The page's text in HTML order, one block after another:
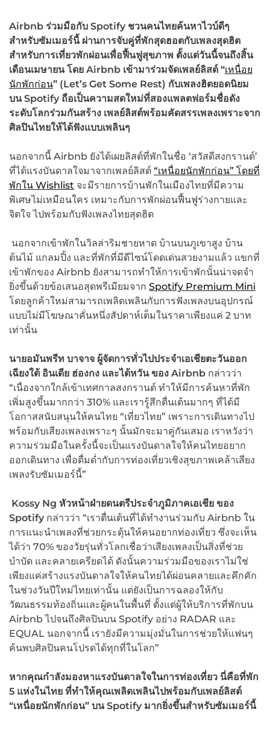
Airbnb ร่วมมือกับ Spotify ชวนคนไทยค้นหาไวบ์ดีๆ
สำหรับซัมเมอร์นี้ ผ่านการจับคู่ที่พักสุดฮอตกับเพลงสุดฮิต
สำหรับการเที่ยวพักผ่อนเพื่อฟื้นฟูสุขภาพ ตั้งแต่วันนี้จนถึงสิ้น
เดือนเมษายน โดย Airbnb เข้ามาร่วมจัดเพลย์ลิสต์ “เหนื่อย
นักพักก่อน” (Let’s Get Some Rest) กับเพลงฮิตยอดนิยม
บน Spotify ถือเป็นความสดใหม่ที่สองแพลตฟอร์มชื่อดัง
ระดับโลกร่วมกันสร้าง เพลย์ลิสต์พร้อมคัดสรรเพลงเพราะจาก
ศิลปินไทยให้ได้ฟังแบบเพลินๆ
นอกจากนี้ Airbnb ยังได้เผยลิสต์ที่พักในชื่อ ‘สวัสดีสงกรานต์’
ที่ได้แรงบันดาลใจมาจากเพลย์ลิสต์ “เหนื่อยนักพักก่อน” โดยที่
พักใน Wishlist จะมีรายการบ้านพักในเมืองไทยที่มีความ
พิเศษไม่เหมือนใคร เหมาะกับการพักผ่อนฟื้นฟูร่างกายและ
จิตใจ ไปพร้อมกับฟังเพลงไทยสุดฮิต
นอกจากเข้าพักในวิลล่าริมชายหาด บ้านบนภูเขาสูง บ้าน
ต้นไม้ แกลมปิ้ง และที่พักที่มีดีไซน์โดดเด่นสวยงามแล้ว แขกที่
เข้าพักของ Airbnb ยังสามารถทำให้การเข้าพักนั้นน่าจดจำ
ยิ่งขึ้นด้วยข้อเสนอสุดพรีเมียมจาก Spotify Premium Mini
โดยลูกค้าใหม่สามารถเพลิดเพลินกับการฟังเพลงบนอุปกรณ์
แบบไม่มีโฆษณาคั่นหนึ่งสัปดาห์เต็มในราคาเพียงแค่ 2 บาท
เท่านั้น
นายอมันพรีท บาจาจ ผู้จัดการทั่วไปประจำเอเชียตะวันออก
เฉียงใต้ อินเดีย ฮ่องกง และไต้หวัน ของ Airbnb กล่าวว่า
“เนื่องจากใกล้เข้าเทศกาลสงกรานต์ ทำให้มีการค้นหาที่พัก
เพิ่มสูงขึ้นมากกว่า 310% และเรารู้สึกตื่นเต้นมากๆ ที่ได้มี
โอกาสสนับสนุนให้คนไทย “เที่ยวไทย” เพราะการเดินทางไป
พร้อมกับเสียงเพลงเพราะๆ นั้นมักจะมาคู่กันเสมอ เราหวังว่า
ความร่วมมือในครั้งนี้จะเป็นแรงบันดาลใจให้คนไทยอยาก
ออกเดินทาง เพื่อดื่มด่ำกับการท่องเที่ยวเชิงสุขภาพเคล้าเสียง
เพลงรับซัมเมอร์นี้”
Kossy Ng หัวหน้าฝ่ายดนตรีประจำภูมิภาคเอเชีย ของ
Spotify กล่าวว่า “เราตื่นเต้นที่ได้ทำงานร่วมกับ Airbnb ใน
การแนะนำเพลงที่ช่วยกระตุ้นให้คนอยากท่องเที่ยว ซึ่งจะเห็น
ได้ว่า 70% ของวัยรุ่นทั่วโลกเชื่อว่าเสียงเพลงเป็นสิ่งที่ช่วย
บำบัด และคลายเครียดได้ ดังนั้นความร่วมมือของเราไม่ใช่
เพียงแค่สร้างแรงบันดาลใจให้คนไทยได้ผ่อนคลายและคึกคัก
ในช่วงวันปีใหม่ไทยเท่านั้น แต่ยังเป็นการฉลองให้กับ
วัฒนธรรมท้องถิ่นและผู้คนในพื้นที่ ตั้งแต่ผู้ให้บริการที่พักบน
Airbnb ไปจนถึงศิลปินบน Spotify อย่าง RADAR และ
EQUAL นอกจากนี้ เรายังมีความมุ่งมั่นในการช่วยให้แฟนๆ
ค้นพบศิลปินคนโปรดได้ทุกที่ในโลก”
หากคุณกำลังมองหาแรงบันดาลใจในการท่องเที่ยว นี่คือที่พัก
5 แห่งในไทย ที่ทำให้คุณเพลิดเพลินไปพร้อมกับเพลย์ลิสต์
“เหนื่อยนักพักก่อน” บน Spotify มากยิ่งขึ้นสำหรับซัมเมอร์นี้